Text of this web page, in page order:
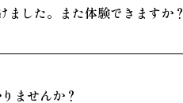
した。また体験できますか？
ませんか？